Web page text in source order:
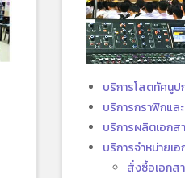
บริการโสตทัศนู
บริการกราฟิกแล
บริการผลิตเอกส
บริการจำหน่ายเ
สั่งซื้อเอกส